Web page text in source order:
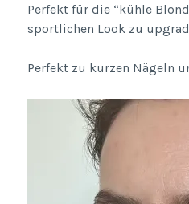
Perfekt für die “kühle
sportlichen Look zu
Perfekt zu kurzen Nägeln